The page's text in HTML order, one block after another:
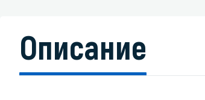
Описание